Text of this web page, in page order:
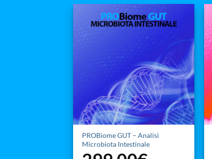
PROBiome GUT – Analisi
Microbiota Intestinale